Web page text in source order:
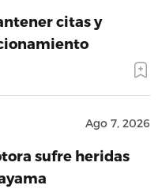
citas y
Ago 7, 2026
sufre heridas